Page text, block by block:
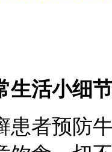
生活小细
者预防牛